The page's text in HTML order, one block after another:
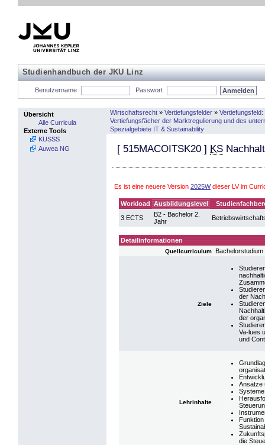
Studienhandbuch der JKU Linz
Benutzername Passwort
Übersicht
Alle Curricula
Externe Tools
KUSSS
Auwea NG
Wirtschaftsrecht » Vertiefungsfelder »
Vertiefungsfächer der Marktregulierung und des
Spezialgebiete IT & Sustainability
[ 515MACOITSK20 ] KS
Es ist eine neuere Version 2025Wdieser LV im
Workload Ausbildungslevel
3 ECTS
B2 - Bachelor 2.
Jahr
Detailinformationen
Quellcurriculum
Ziele
der
der
Va-lues
und
Lehrinhalte
Ansätze
Funktion
die